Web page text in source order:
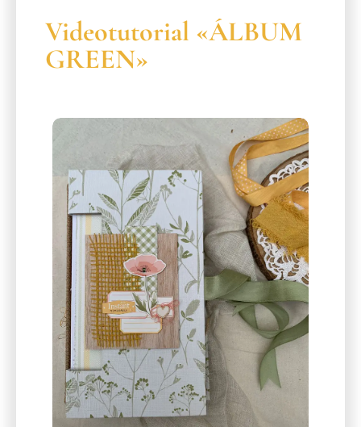
Videotutorial «ÁLBUM
GREEN»